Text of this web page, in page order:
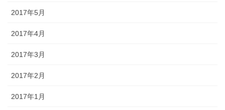
2017年5月
2017年4月
2017年3月
2017年2月
2017年1月